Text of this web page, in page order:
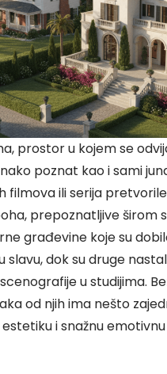
prostor u kojem se
poznat kao i sami
filmova ili serija
prepoznatljive širom
građevine koje su
slavu, dok su druge
u studijima.
od njih ima nešto
i snažnu